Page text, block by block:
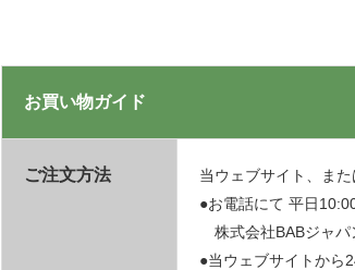
お買い物ガイド
ご注文方法
当ウェブサイト、また
●お電話にて 平日
株式会社BABジャ
●当ウェブサイトから